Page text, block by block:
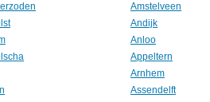
Amstelveen
Andijk
Anloo
Appeltern
Arnhem
Assendelft